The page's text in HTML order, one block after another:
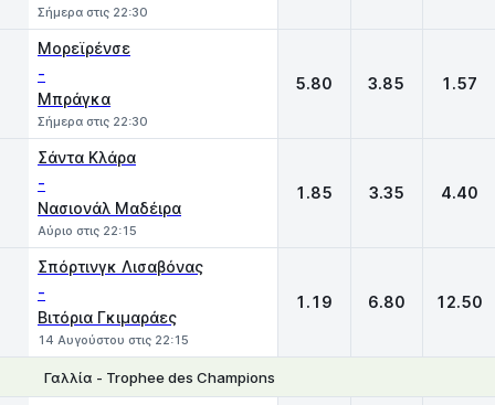
Σήμερα στις 22:30
Μορεϊρένσε
-
Μπράγκα
Σήμερα στις 22:30
5.80 3.85 1.57
Σάντα Κλάρα
-
Νασιονάλ Μαδέιρα
Αύριο στις 22:15
1.85 3.35 4.40
Σπόρτινγκ Λισαβόνας
-
Βιτόρια Γκιμαράες
14 Αυγούστου στις 22:15
1.19 6.80 12.50
Γαλλία - Trophee des Champions